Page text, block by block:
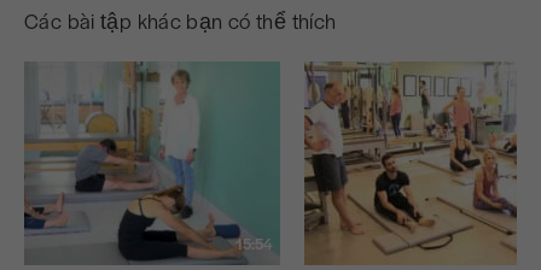
Các bài tập khác bạn có thể thích
15:54